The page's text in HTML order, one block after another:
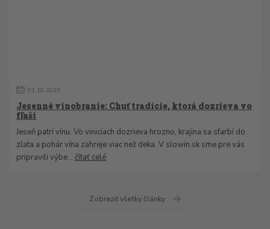
01. 10.2025
Jesenné vinobranie: Chuť tradície, ktorá dozrieva vo
fľaši
Jeseň patrí vínu. Vo viniciach dozrieva hrozno, krajina sa sfarbí do
zlata a pohár vína zahreje viac než deka. V slowin.sk sme pre vás
pripravili výbe...čítať celé
Zobraziť všetky články